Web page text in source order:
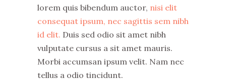
lorem quis bibendum auctor, nisi elit
consequat ipsum, nec sagittis sem nibh
id elit. Duis sed odio sit amet nibh
vulputate cursus a sit amet mauris.
Morbi accumsan ipsum velit. Nam nec
tellus a odio tincidunt.